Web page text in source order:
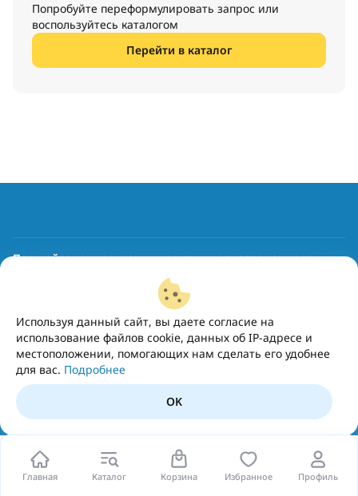
Главная Каталог Корзина Избранное Профиль
Попробуйте переформулировать запрос или
воспользуйтесь каталогом
Перейти в каталог
Используя данный сайт, вы даете согласие на
использование файлов cookie, данных об IP-адресе и
местоположении, помогающих нам сделать его удобнее
для вас. Подробнее
OK
Получайте рекомендации и выгодные предложения на
Подписаться